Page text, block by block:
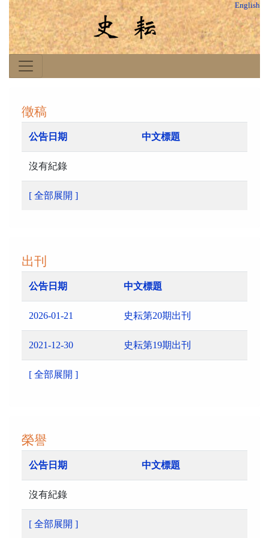
English
徵稿
公告日期 中文標題
沒有紀錄
[ 全部展開 ]
出刊
公告日期 中文標題
2026-01-21 史耘第20期出刊
2021-12-30 史耘第19期出刊
[ 全部展開 ]
榮譽
公告日期 中文標題
沒有紀錄
[ 全部展開 ]